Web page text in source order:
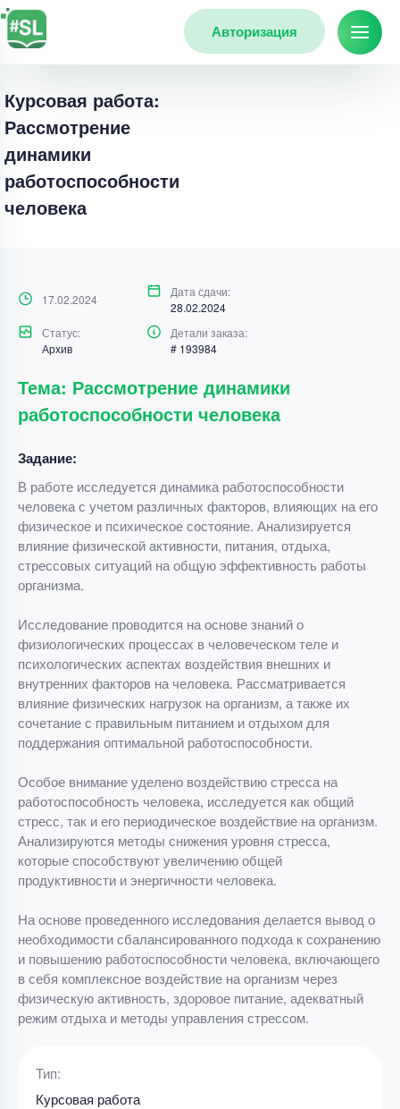
Авторизация
Курсовая работа:
Рассмотрение
динамики
работоспособности
человека
17.02.2024
Дата сдачи:
28.02.2024
Статус:
Архив
Детали заказа:
# 193984
Тема: Рассмотрение динамики
работоспособности человека
Задание:
В работе исследуется динамика работоспособности
человека с учетом различных факторов, влияющих на его
физическое и психическое состояние. Анализируется
влияние физической активности, питания, отдыха,
стрессовых ситуаций на общую эффективность работы
организма.
Исследование проводится на основе знаний о
физиологических процессах в человеческом теле и
психологических аспектах воздействия внешних и
внутренних факторов на человека. Рассматривается
влияние физических нагрузок на организм, а также их
сочетание с правильным питанием и отдыхом для
поддержания оптимальной работоспособности.
Особое внимание уделено воздействию стресса на
работоспособность человека, исследуется как общий
стресс, так и его периодическое воздействие на организм.
Анализируются методы снижения уровня стресса,
которые способствуют увеличению общей
продуктивности и энергичности человека.
На основе проведенного исследования делается вывод о
необходимости сбалансированного подхода к сохранению
и повышению работоспособности человека, включающего
в себя комплексное воздействие на организм через
физическую активность, здоровое питание, адекватный
режим отдыха и методы управления стрессом.
Тип:
Курсовая работа